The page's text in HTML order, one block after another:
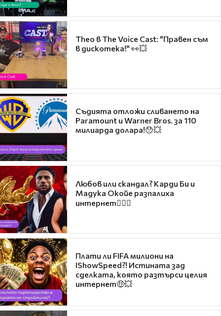
Theo в The Voice Cast: "Правен съм
в дискотека!" 👀💥
Съдията отложи сливането на
Paramount и Warner Bros. за 110
милиарда долара!😯💥
Любов или скандал? Карди Би и
Мадука Окойе разпалиха
интернет❤️‍🔥🔥
Плати ли FIFA милиони на
IShowSpeed?! Истината зад
сделката, която разтърси целия
интернет🤑💥